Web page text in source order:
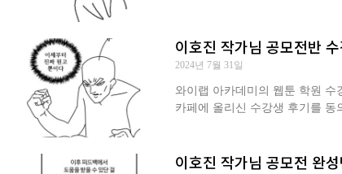
이호진 작가님 공모전반
2024년 7월 31일
와이랩 아카데미의 웹툰 학원 수
카페에 올리신 수강생 후기를
이호진 작가님 공모전 완